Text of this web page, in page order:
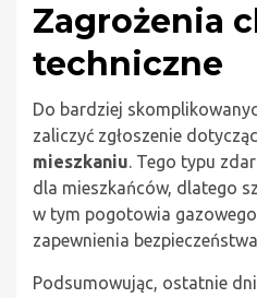
Zagrożenia
techniczne
Do bardziej
zaliczyć zgłoszenie
mieszkaniu. Tego typu
dla mieszkańców, dlatego
w tym pogotowia
zapewnienia
Podsumowując, ostatnie